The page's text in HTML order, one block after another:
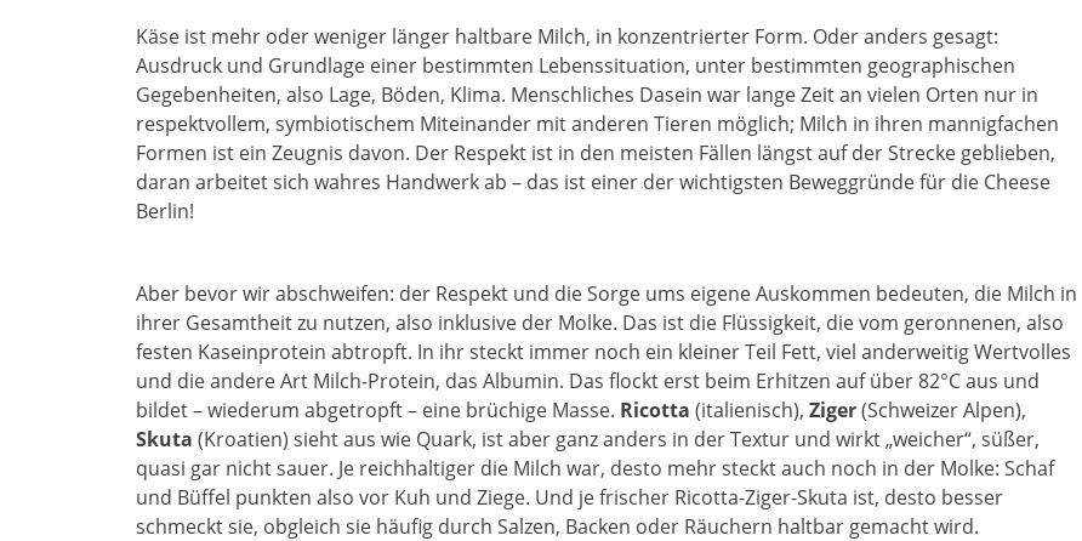
Käse ist mehr oder weniger länger haltbare Milch, in konzentrierter Form. Oder anders gesagt:
Ausdruck und Grundlage einer bestimmten Lebenssituation, unter bestimmten geographischen
Gegebenheiten, also Lage, Böden, Klima. Menschliches Dasein war lange Zeit an vielen Orten nur in
respektvollem, symbiotischem Miteinander mit anderen Tieren möglich; Milch in ihren mannigfachen
Formen ist ein Zeugnis davon. Der Respekt ist in den meisten Fällen längst auf der Strecke geblieben,
daran arbeitet sich wahres Handwerk ab – das ist einer der wichtigsten Beweggründe für die Cheese
Berlin!
Aber bevor wir abschweifen: der Respekt und die Sorge ums eigene Auskommen bedeuten, die Milch in
ihrer Gesamtheit zu nutzen, also inklusive der Molke. Das ist die Flüssigkeit, die vom geronnenen, also
festen Kaseinprotein abtropft. In ihr steckt immer noch ein kleiner Teil Fett, viel anderweitig Wertvolles
und die andere Art Milch-Protein, das Albumin. Das flockt erst beim Erhitzen auf über 82°C aus und
bildet – wiederum abgetropft – eine brüchige Masse. Ricotta (italienisch), Ziger(Schweizer Alpen),
Skuta (Kroatien) sieht aus wie Quark, ist aber ganz anders in der Textur und wirkt „weicher“, süßer,
quasi gar nicht sauer. Je reichhaltiger die Milch war, desto mehr steckt auch noch in der Molke: Schaf
und Büffel punkten also vor Kuh und Ziege. Und je frischer Ricotta-Ziger-Skuta ist, desto besser
schmeckt sie, obgleich sie häufig durch Salzen, Backen oder Räuchern haltbar gemacht wird.